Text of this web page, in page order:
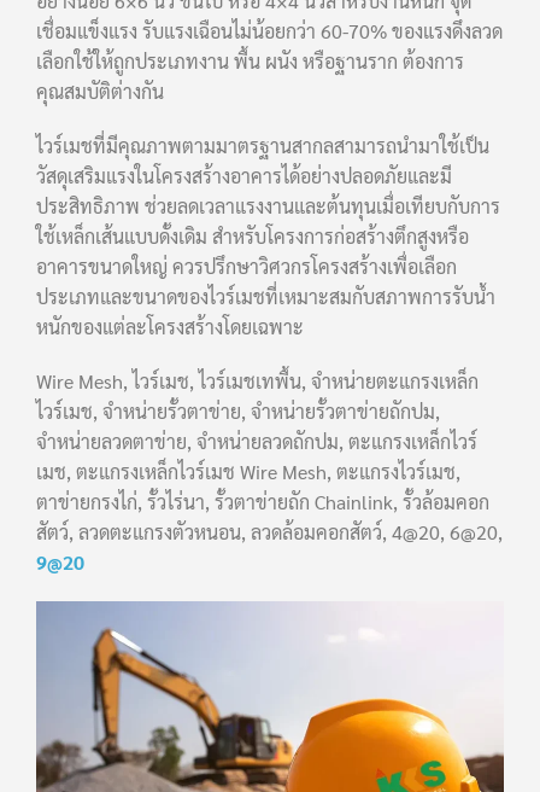
เชื่อมแข็งแรง รับแรงเฉือนไม่น้อยกว่า 60-70% ของแรงดึงลวด
เลือกใช้ให้ถูกประเภทงาน พื้น ผนัง หรือฐานราก ต้องการ
คุณสมบัติต่างกัน
ไวร์เมชที่มีคุณภาพตามมาตรฐานสากลสามารถนำมาใช้เป็น
วัสดุเสริมแรงในโครงสร้างอาคารได้อย่างปลอดภัยและมี
ประสิทธิภาพ ช่วยลดเวลาแรงงานและต้นทุนเมื่อเทียบกับการ
ใช้เหล็กเส้นแบบดั้งเดิม สำหรับโครงการก่อสร้างตึกสูงหรือ
อาคารขนาดใหญ่ ควรปรึกษาวิศวกรโครงสร้างเพื่อเลือก
ประเภทและขนาดของไวร์เมชที่เหมาะสมกับสภาพการรับน้ำ
หนักของแต่ละโครงสร้างโดยเฉพาะ
Wire Mesh, ไวร์เมช, ไวร์เมชเทพื้น, จำหน่ายตะแกรงเหล็ก
ไวร์เมช, จำหน่ายรั้วตาข่าย, จำหน่ายรั้วตาข่ายถักปม,
จำหน่ายลวดตาข่าย, จำหน่ายลวดถักปม, ตะแกรงเหล็กไวร์
เมช, ตะแกรงเหล็กไวร์เมช Wire Mesh, ตะแกรงไวร์เมช,
ตาข่ายกรงไก่, รั้วไร่นา, รั้วตาข่ายถัก Chainlink, รั้วล้อมคอก
สัตว์, ลวดตะแกรงตัวหนอน, ลวดล้อมคอกสัตว์, 4@20, 6@20,
9@20